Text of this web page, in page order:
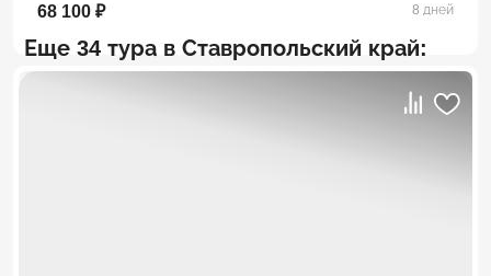
68 100 ₽ 8 дней
Еще 34 тура в Ставропольский край: